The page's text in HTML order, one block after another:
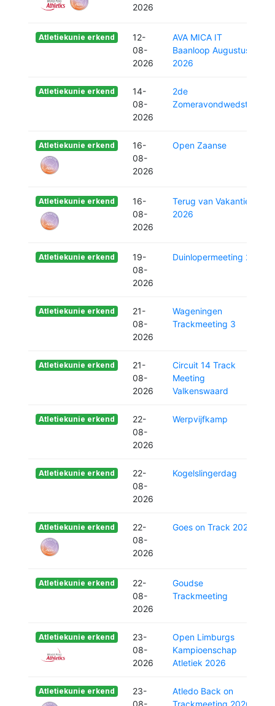
2026
Atletiekunie erkend
12-
08-
2026
AVA MICA IT
Baanloop Augustus
2026
Atletiekunie erkend
14-
08-
2026
2de
Zomeravondwedstrijd
Atletiekunie erkend
16-
08-
2026
Open Zaanse
Atletiekunie erkend
16-
08-
2026
Terug van Vakantie
2026
Atletiekunie erkend
19-
08-
2026
Duinlopermeeting 2
Atletiekunie erkend
21-
08-
2026
Wageningen
Trackmeeting 3
Atletiekunie erkend
21-
08-
2026
Circuit 14 Track
Meeting
Valkenswaard
Atletiekunie erkend
22-
08-
2026
Werpvijfkamp
Atletiekunie erkend
22-
08-
2026
Kogelslingerdag
Atletiekunie erkend
22-
08-
2026
Goes on Track 2026
Atletiekunie erkend
22-
08-
2026
Goudse
Trackmeeting
Atletiekunie erkend
23-
08-
2026
Open Limburgs
Kampioenschap
Atletiek 2026
Atletiekunie erkend
23-
08-
Atledo Back on
Trackmeeting 2026